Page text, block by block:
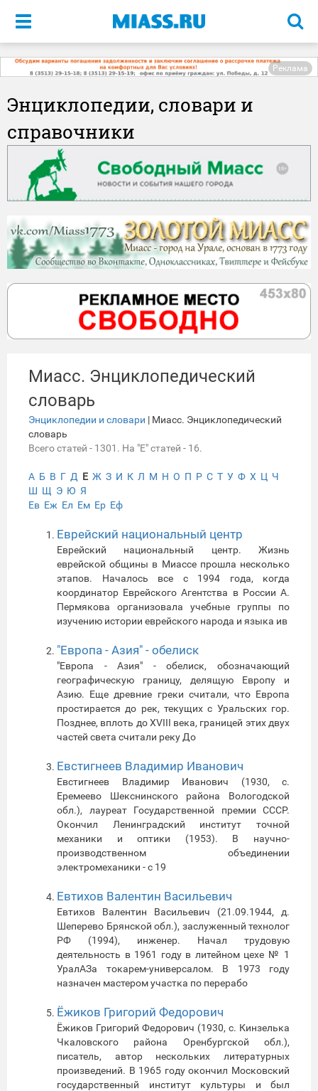
Меню
Реклама
Энциклопедии, словари и
справочники
Миасс. Энциклопедический
словарь
Энциклопедии и словари | Миасс. Энциклопедический
словарь
Всего статей - 1301. На "Е" статей - 16.
А Б В Г Д Е Ж З И К Л М Н О П Р С Т У Ф Х Ц Ч
Ш Щ Э Ю Я
Ев Еж Ел Ем Ер Еф
Еврейский национальный центр
Еврейский национальный центр. Жизнь
еврейской общины в Миассе прошла несколько
этапов. Началось все с 1994 года, когда
координатор Еврейского Агентства в России А.
Пермякова организовала учебные группы по
изучению истории еврейского народа и языка ив
"Европа - Азия" - обелиск
"Европа - Азия" - обелиск, обозначающий
географическую границу, делящую Европу и
Азию. Еще древние греки считали, что Европа
простирается до рек, текущих с Уральских гор.
Позднее, вплоть до XVIII века, границей этих двух
частей света считали реку До
Евстигнеев Владимир Иванович
Евстигнеев Владимир Иванович (1930, с.
Еремеево Шекснинского района Вологодской
обл.), лауреат Государственной премии СССР.
Окончил Ленинградский институт точной
механики и оптики (1953). В научно-
производственном объединении
электромеханики - с 19
Евтихов Валентин Васильевич
Евтихов Валентин Васильевич (21.09.1944, д.
Шеперево Брянской обл.), заслуженный технолог
РФ (1994), инженер. Начал трудовую
деятельность в 1961 году в литейном цехе № 1
УралАЗа токарем-универсалом. В 1973 году
назначен мастером участка по перерабо
Ёжиков Григорий Федорович
Ёжиков Григорий Федорович (1930, с. Кинзелька
Чкаловского района Оренбургской обл.),
писатель, автор нескольких литературных
произведений. В 1965 году окончил Московский
государственный институт культуры и был